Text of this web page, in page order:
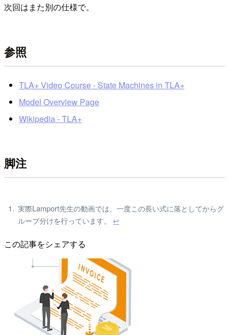
次回はまた別の仕様で。
参照
TLA+ Video Course - State Machines in TLA+
Model Overview Page
Wikipedia - TLA+
脚注
実際Lamport先生の動画では、一度この長い式に落としてからグ
ループ分けを行っています。↩
この記事をシェアする